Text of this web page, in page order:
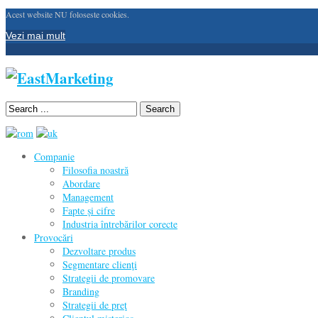
Acest website NU foloseste cookies.
Vezi mai mult
Search
Companie
Filosofia noastră
Abordare
Management
Fapte și cifre
Industria întrebărilor corecte
Provocări
Dezvoltare produs
Segmentare clienţi
Strategii de promovare
Branding
Strategii de preţ